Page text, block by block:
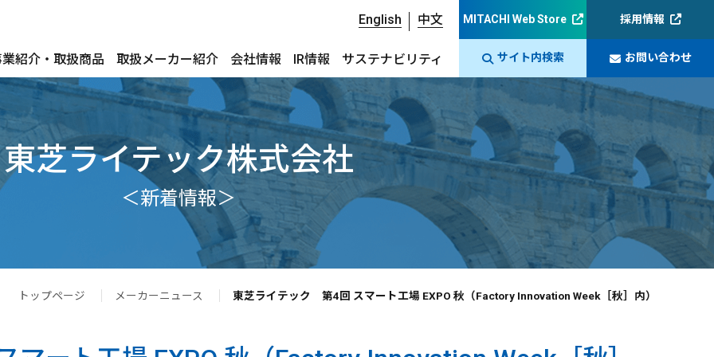
English 中文
紹介・取扱商品 取扱メーカー紹介 会社情報 IR情報 サステナビリティ
MITACHI Web Store 採用情報
サイト内検索 お問い合わせ
東芝ライテック株式会社
＜新着情報＞
トップページ メーカーニュース 東芝ライテック 第4回 スマート工場 EXPO 秋（Factory Innovation Week［秋］内）